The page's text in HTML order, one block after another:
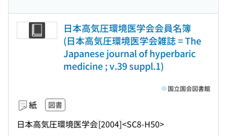
日本高気圧環境医学会会員名簿
(日本高気圧環境医学会雑誌 = The
Japanese journal of hyperbaric
medicine ; v.39 suppl.1)
紙 図書
日本高気圧環境医学会[2004]<SC8-H50>
国立国会図書館